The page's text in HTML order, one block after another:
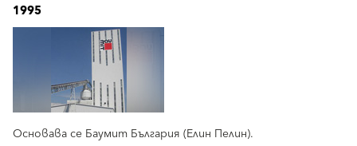
1995
Основава се Баумит България (Елин Пелин).